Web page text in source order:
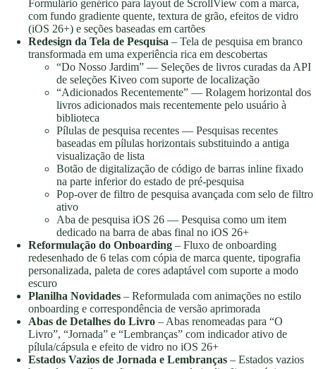
Formulário genérico para layout de ScrollView com a marca,
com fundo gradiente quente, textura de grão, efeitos de vidro
(iOS 26+) e seções baseadas em cartões
Redesign da Tela de Pesquisa – Tela de pesquisa em branco
transformada em uma experiência rica em descobertas
“Do Nosso Jardim” — Seleções de livros curadas da API
de seleções Kiveo com suporte de localização
“Adicionados Recentemente” — Rolagem horizontal dos
livros adicionados mais recentemente pelo usuário à
biblioteca
Pílulas de pesquisa recentes — Pesquisas recentes
baseadas em pílulas horizontais substituindo a antiga
visualização de lista
Botão de digitalização de código de barras inline fixado
na parte inferior do estado de pré-pesquisa
Pop-over de filtro de pesquisa avançada com selo de filtro
ativo
Aba de pesquisa iOS 26 — Pesquisa como um item
dedicado na barra de abas final no iOS 26+
Reformulação do Onboarding – Fluxo de onboarding
redesenhado de 6 telas com cópia de marca quente, tipografia
personalizada, paleta de cores adaptável com suporte a modo
escuro
Planilha Novidades – Reformulada com animações no estilo
onboarding e correspondência de versão aprimorada
Abas de Detalhes do Livro – Abas renomeadas para “O
Livro”, “Jornada” e “Lembranças” com indicador ativo de
pílula/cápsula e efeito de vidro no iOS 26+
Estados Vazios de Jornada e Lembranças – Estados vazios